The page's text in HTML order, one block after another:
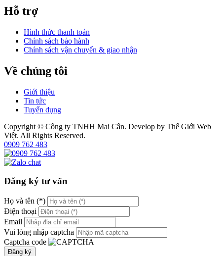
Hỗ trợ
Hình thức thanh toán
Chính sách bảo hành
Chính sách vận chuyển & giao nhận
Về chúng tôi
Giới thiệu
Tin tức
Tuyển dụng
Copyright © Công ty TNHH Mai Cân. Develop by Thế Giới Web
Việt. All Rights Reserved.
0909 762 483
Đăng ký tư vấn
Họ và tên (*)
Điện thoại
Email
Vui lòng nhập captcha
Captcha code
Đăng ký